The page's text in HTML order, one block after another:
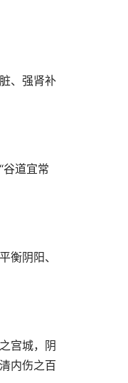
、强肾补
道宜常
衡阴阳、
宫城，阴
内伤之百